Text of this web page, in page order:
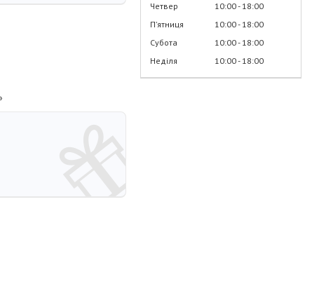
Четвер
10:00 18:00
Пʼятниця
10:00 18:00
Субота
10:00 18:00
Неділя
10:00 18:00